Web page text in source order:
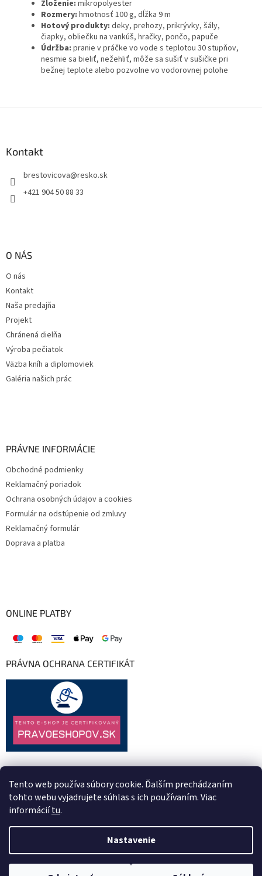
Tento web používa súbory cookie. Ďalším prechádzaním
tohto webu vyjadrujete súhlas s ich používaním. Viac
informáciítu.
Nastavenie
Zloženie: mikropolyester
Rozmery: hmotnosť 100 g, dĺžka 9 m
Hotový produkty: deky, prehozy, prikrývky, šály,
čiapky, obliečku na vankúš, hračky, pončo, papuče
Údržba: pranie v práčke vo vode s teplotou 30 stupňov,
nesmie sa bieliť, nežehliť, môže sa sušiť v sušičke pri
bežnej teplote alebo pozvolne vo vodorovnej polohe
Kontakt
brestovicova@resko.sk
+421 904 50 88 33
O NÁS
O nás
Kontakt
Naša predajňa
Projekt
Chránená dielňa
Výroba pečiatok
Väzba kníh a diplomoviek
Galéria našich prác
PRÁVNE INFORMÁCIE
Obchodné podmienky
Reklamačný poriadok
Ochrana osobných údajov a cookies
Formulár na odstúpenie od zmluvy
Reklamačný formulár
Doprava a platba
ONLINE PLATBY
PRÁVNA OCHRANA CERTIFIKÁT
Vytvoril Shoptet